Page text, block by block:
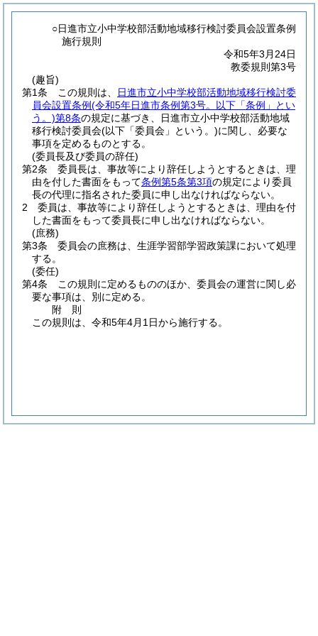
○日進市立小中学校部活動地域移行検討委員会設置条例
施行規則
令和5年3月24日
教委規則第3号
(趣旨)
第1条
この規則は、
日進市立小中学校部活動地域移行検討委
員会設置条例(令和5年日進市条例第3号。以下「条例」とい
う。)第8条の規定に基づき、日進市立小中学校部活動地域
移行検討委員会(以下「委員会」という。)に関し、必要な
事項を定めるものとする。
(委員長及び委員の辞任)
第2条
委員長は、事故等により辞任しようとするときは、理
由を付した書面をもって条例第5条第3項の規定により委員
長の代理に指名された委員に申し出なければならない。
2
委員は、事故等により辞任しようとするときは、理由を付
した書面をもって委員長に申し出なければならない。
(庶務)
第3条
委員会の庶務は、生涯学習部学習政策課において処理
する。
(委任)
第4条
この規則に定めるもののほか、委員会の運営に関し必
要な事項は、別に定める。
附 則
この規則は、令和5年4月1日から施行する。